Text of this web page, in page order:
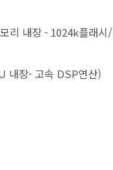
리 내장 - 1024k플래시/
내장- 고속 DSP연산)